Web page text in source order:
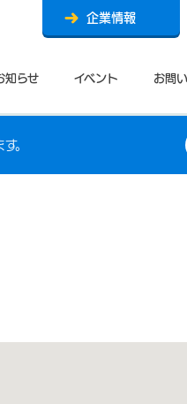
知らせ イベント お問
企業情報
。